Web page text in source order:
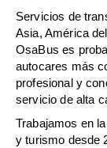
Servicios de
Asia, América
OsaBus es
autocares más
profesional y
servicio de alta
Trabajamos en
y turismo desde